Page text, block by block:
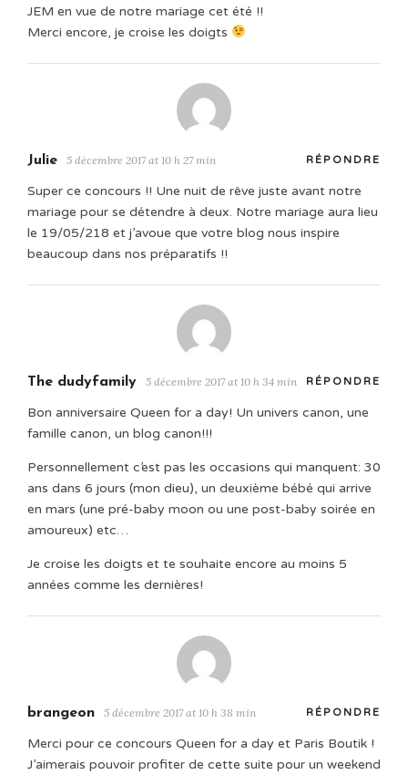
JEM en vue de notre mariage cet été !!
Merci encore, je croise les doigts
Julie 5 décembre 2017 at 10 h 27 min RÉPONDRE
Super ce concours !! Une nuit de rêve juste avant notre
mariage pour se détendre à deux. Notre mariage aura lieu
le 19/05/218 et j’avoue que votre blog nous inspire
beaucoup dans nos préparatifs !!
The dudyfamily 5 décembre 2017 at 10 h 34 min RÉPONDRE
Bon anniversaire Queen for a day! Un univers canon, une
famille canon, un blog canon!!!
Personnellement c’est pas les occasions qui manquent: 30
ans dans 6 jours (mon dieu), un deuxième bébé qui arrive
en mars (une pré-baby moon ou une post-baby soirée en
amoureux) etc…
Je croise les doigts et te souhaite encore au moins 5
années comme les dernières!
brangeon 5 décembre 2017 at 10 h 38 min RÉPONDRE
Merci pour ce concours Queen for a day et Paris Boutik !
J’aimerais pouvoir profiter de cette suite pour un weekend